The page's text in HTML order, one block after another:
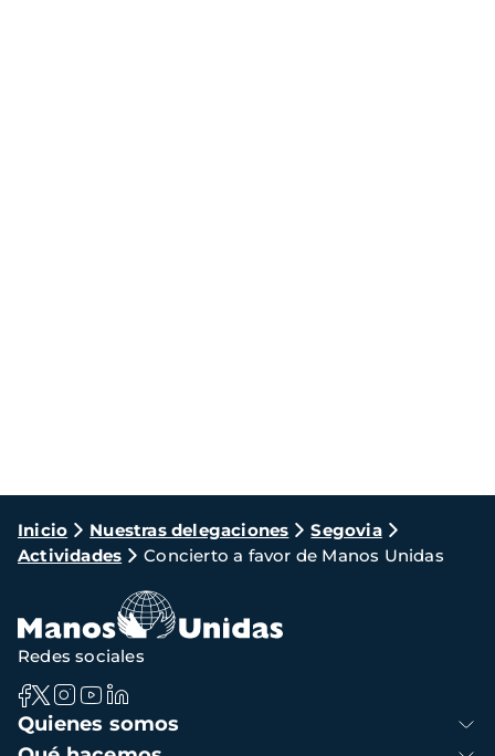
Ruta
de
navegación
Inicio Nuestras delegaciones
Segovia
Actividades
Concierto a favor de Manos Unidas
Navegación
principal
Quienes somos
Redes sociales